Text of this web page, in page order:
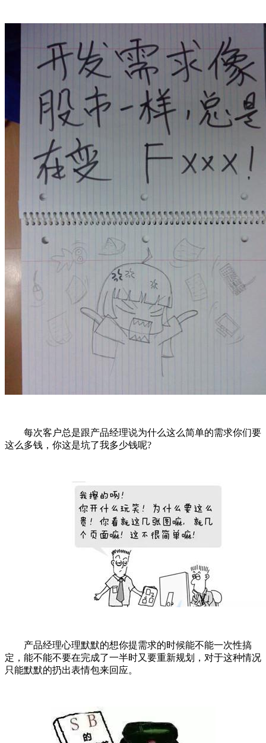
每次客户总是跟产品经理说为什么这么简单的需求你们要
这么多钱，你这是坑了我多少钱呢?
产品经理心理默默的想你提需求的时候能不能一次性搞
定，能不能不要在完成了一半时又要重新规划，对于这种情况
只能默默的扔出表情包来回应。